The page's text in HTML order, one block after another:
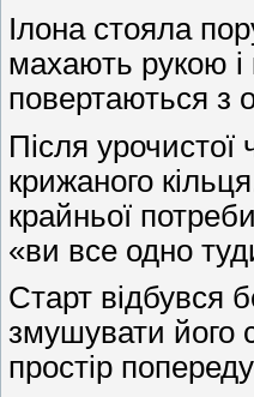
Ілона стояла
махають рукою і
повертаються з
Після урочистої
крижаного
крайньої
«ви все одно
Старт відбувся
змушувати його
простір